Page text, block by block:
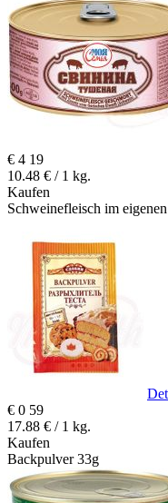
€ 4 19
10.48 € / 1 kg.
Kaufen
Schweinefleisch im
€ 0 59
17.88 € / 1 kg.
Kaufen
Backpulver 33g